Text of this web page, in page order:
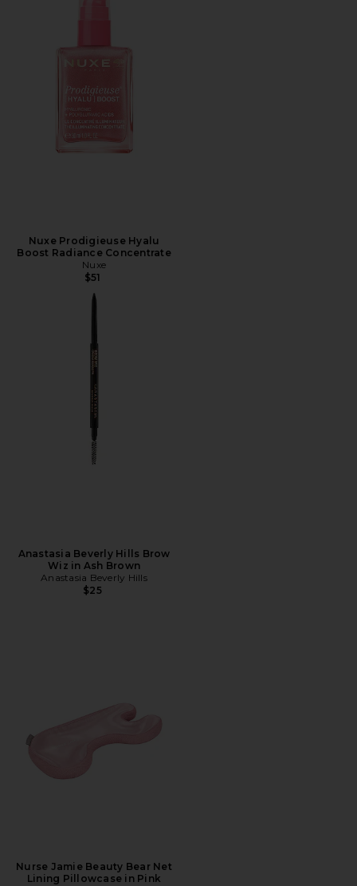
Nuxe Prodigieuse Hyalu
Boost Radiance Concentrate
Nuxe
$51
Anastasia Beverly Hills Brow
Wiz in Ash Brown
Anastasia Beverly Hills
$25
Nurse Jamie Beauty Bear Net
Lining Pillowcase in Pink